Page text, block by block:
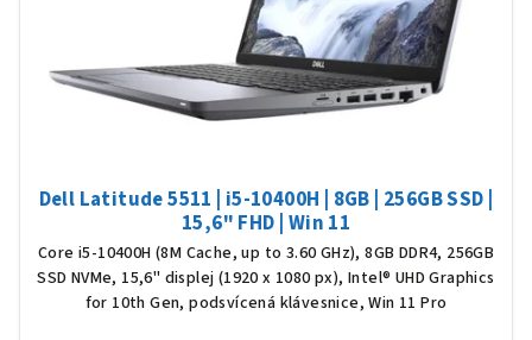
Dell Latitude 5511 | i5-10400H | 8GB | 256GB SSD |
15,6" FHD | Win 11
Core i5-10400H (8M Cache, up to 3.60 GHz), 8GB DDR4, 256GB
SSD NVMe, 15,6" displej (1920 x 1080 px), Intel® UHD Graphics
for 10th Gen, podsvícená klávesnice, Win 11 Pro